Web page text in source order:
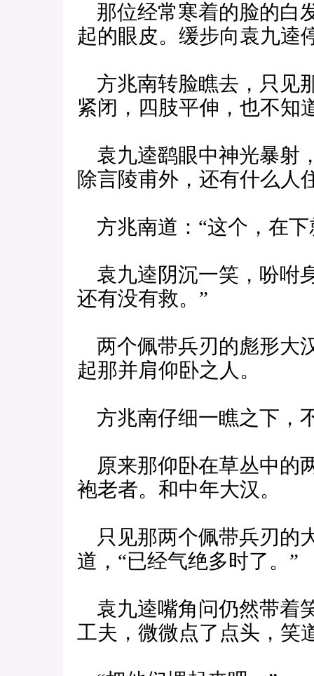
那位经常寒着的脸的白
起的眼皮。缓步向袁九逵
方兆南转脸瞧去，只见
紧闭，四肢平伸，也不知
袁九逵鹞眼中神光暴射
除言陵甫外，还有什么人
方兆南道：“这个，在下
袁九逵阴沉一笑，吩咐
还有没有救。”
两个佩带兵刃的彪形大
起那并肩仰卧之人。
方兆南仔细一瞧之下，
原来那仰卧在草丛中的
袍老者。和中年大汉。
只见那两个佩带兵刃的
道，“已经气绝多时了。”
袁九逵嘴角问仍然带着
工夫，微微点了点头，笑